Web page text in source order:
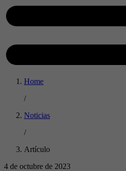
Home
/
Noticias
/
Artículo
4 de octubre de 2023